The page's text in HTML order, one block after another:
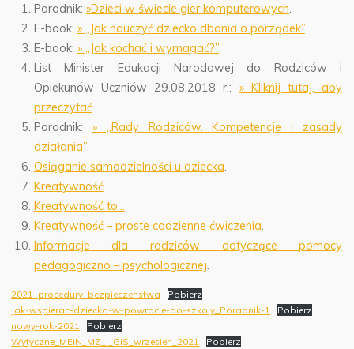
Poradnik:»Dzieci w świecie gier komputerowych.
E-book:» „Jak nauczyć dziecko dbania o porządek”.
E-book:» „Jak kochać i wymagać?”.
List Minister Edukacji Narodowej do Rodziców i
Opiekunów Uczniów 29.08.2018 r.: » Kliknij tutaj, aby
przeczytać.
Poradnik:» „Rady Rodziców. Kompetencje i zasady
działania”.
Osiąganie samodzielności u dziecka.
Kreatywność.
Kreatywność to…
Kreatywność – proste codzienne ćwiczenia.
Informacje dla rodziców dotyczące pomocy
pedagogiczno – psychologicznej.
2021_procedury_bezpieczenstwa
Pobierz
Jak-wspierac-dziecko-w-powrocie-do-szkoly_Poradnik-1
Pobierz
nowy-rok-2021
Pobierz
Wytyczne_MEiN_MZ_i_GIS_wrzesien_2021
Pobierz